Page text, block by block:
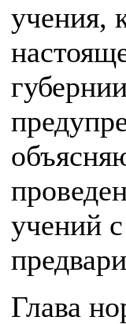
учения,
учений
Глава